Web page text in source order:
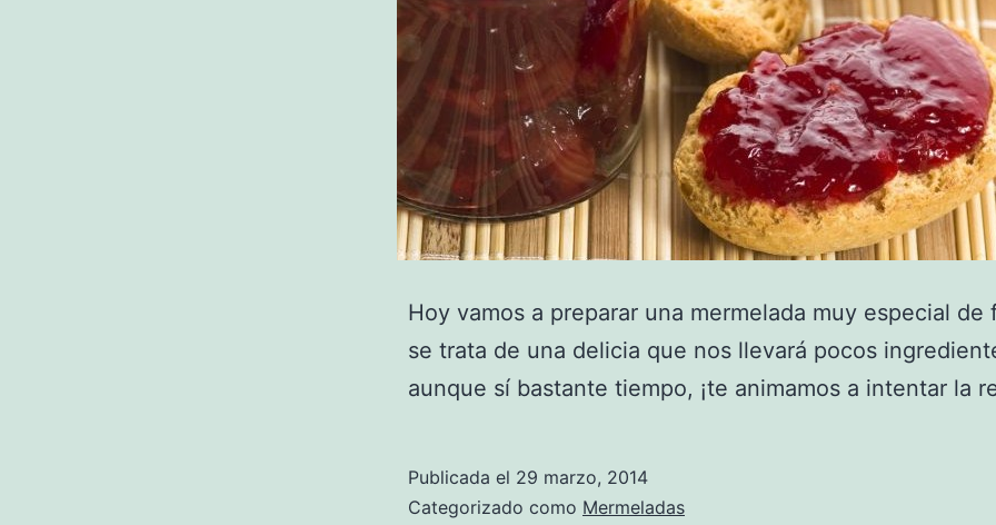
Hoy vamos a preparar una mermelada muy especial de
se trata de una delicia que nos llevará pocos
aunque sí bastante tiempo, ¡te animamos a intentar la
Publicada el 29 marzo, 2014
Categorizado como Mermeladas